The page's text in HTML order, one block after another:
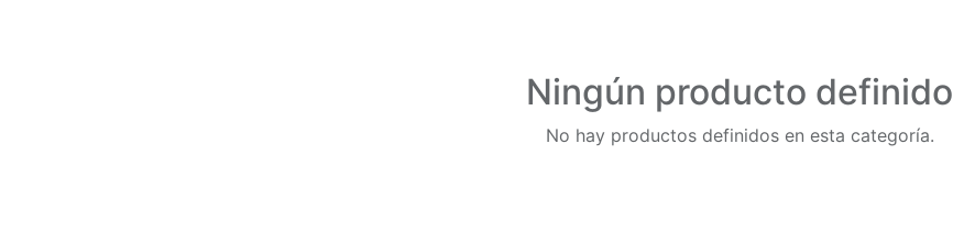
Ningún producto definido
No hay productos definidos en esta categoría.